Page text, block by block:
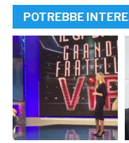
POTREBBE